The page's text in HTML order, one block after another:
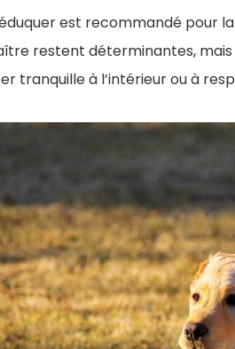
est recommandé pour
restent déterminantes,
tranquille à l’intérieur ou à